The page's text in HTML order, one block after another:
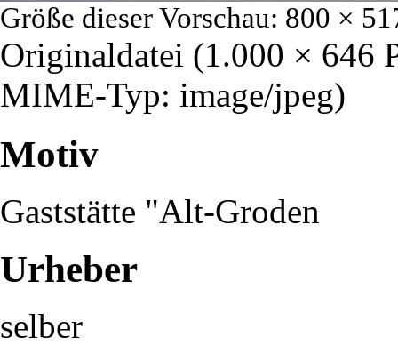
Größe dieser Vorschau: 800 ×
Originaldatei (1.000 × 646
MIME-Typ: image/jpeg)
Motiv
Gaststätte "Alt-Groden
Urheber
selber